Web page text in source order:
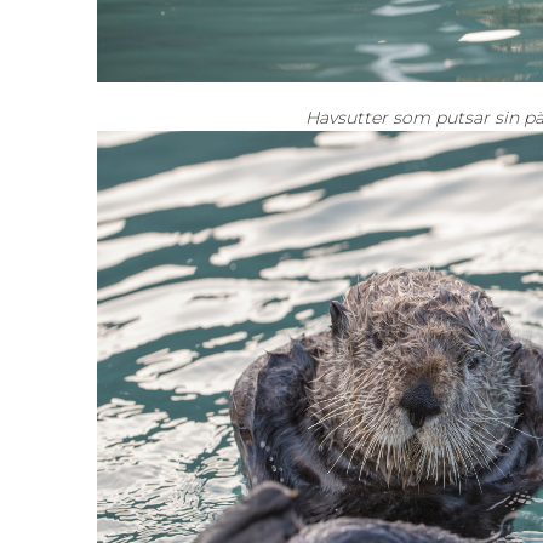
Havsutter som putsar sin